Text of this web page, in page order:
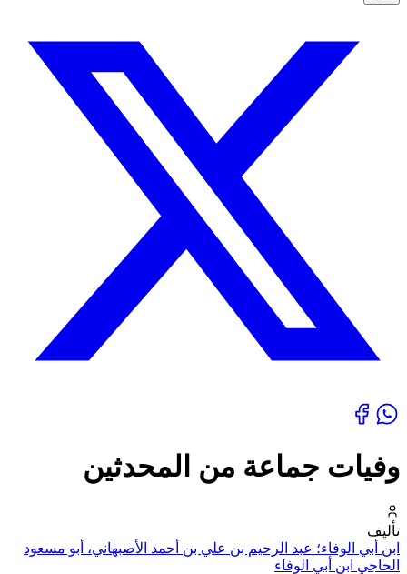
وفيات جماعة من المحدثين
تأليف
ابن أبي الوفاء؛ عبد الرحيم بن علي بن أحمد الأصبهاني، أبو مسعود
الحاجي ابن أبي الوفاء